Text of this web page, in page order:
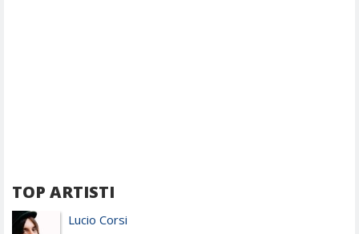
TOP ARTISTI
Lucio Corsi